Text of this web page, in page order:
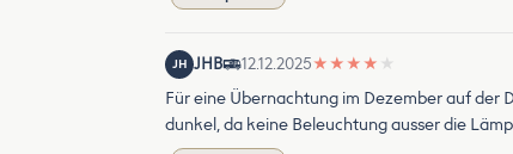
JH JHB 12.12.2025★ ★ ★ ★ ★
Für eine Übernachtung im Dezember auf der
dunkel, da keine Beleuchtung ausser die